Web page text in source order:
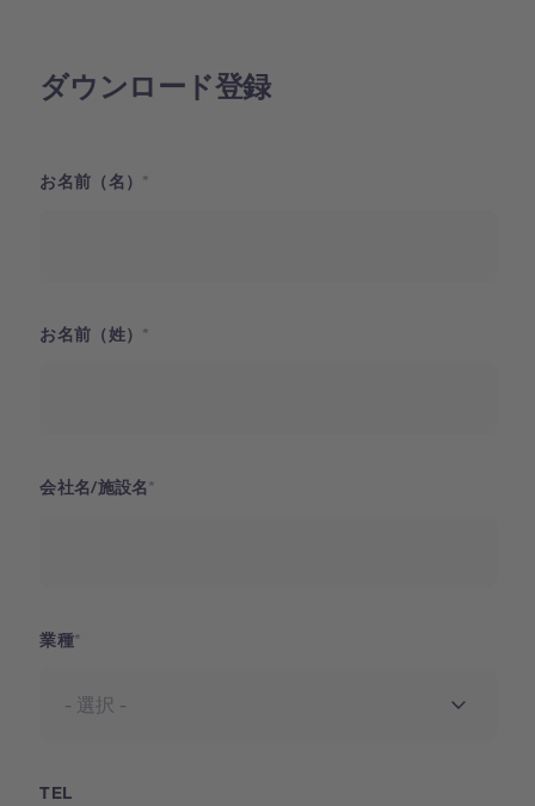
ダウンロード登録
お名前（名）
お名前（姓）
会社名/施設名
業種
TEL